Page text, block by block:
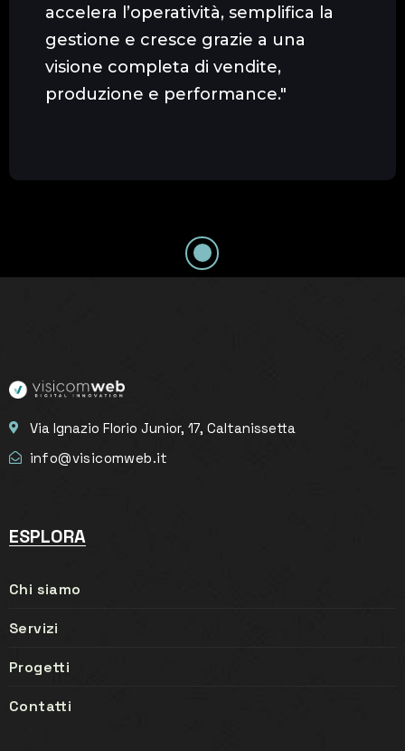
accelera l’operatività, semplifica la
gestione e cresce grazie a una
visione completa di vendite,
produzione e performance."
Via Ignazio Florio Junior, 17, Caltanissetta
info@visicomweb.it
ESPLORA
Chi siamo
Servizi
Progetti
Contatti